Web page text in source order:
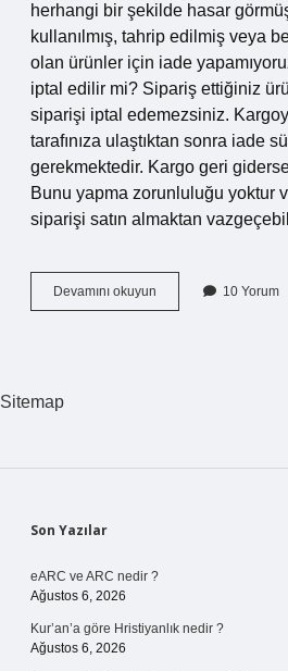
herhangi bir şekilde hasar
kullanılmış, tahrip edilmiş veya
olan ürünler için iade
iptal edilir mi? Sipariş ettiğiniz
siparişi iptal edemezsiniz.
tarafınıza ulaştıktan sonra iade
gerekmektedir. Kargo geri
Bunu yapma zorunluluğu yoktur
siparişi satın almaktan
Devamını okuyun Kargodaki
Urun
10 Yorum
Sitemap
Sidebar
Son Yazılar
eARC ve ARC nedir ?
Ağustos 6, 2026
Kur’an’a göre Hristiyanlık nedir ?
Ağustos 6, 2026